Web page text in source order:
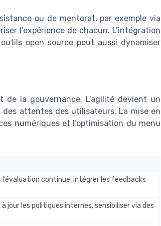
ou de mentorat, par exemple via
l’expérience de chacun. L’intégration
open source peut aussi dynamiser
la gouvernance. L’agilité devient un
attentes des utilisateurs. La mise en
numériques et l’optimisation du menu
continue, intégrer les feedbacks
jour les politiques internes, sensibiliser via des